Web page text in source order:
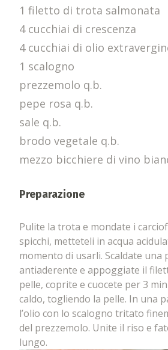
1 filetto di trota salmonata
4 cucchiai di crescenza
4 cucchiai di olio
1 scalogno
prezzemolo q.b.
pepe rosa q.b.
sale q.b.
brodo vegetale q.b.
mezzo bicchiere di vino
Preparazione
Pulite la trota e mondate i
spicchi, metteteli in acqua
momento di usarli. Scaldate una
antiaderente e appoggiate il
pelle, coprite e cuocete per 3
caldo, togliendo la pelle. In una
l’olio con lo scalogno tritato
del prezzemolo. Unite il riso e
lungo.